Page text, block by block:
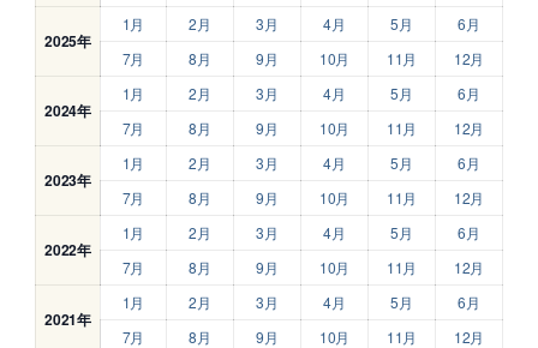
2025年
1月 2月 3月 4月 5月
6月
7月
8月 9月 10月 11月 12月
2024年
1月 2月 3月 4月 5月
6月
7月
8月 9月 10月 11月 12月
2023年
1月 2月 3月 4月 5月
6月
7月
8月 9月 10月 11月 12月
2022年
1月 2月 3月 4月 5月
6月
7月
8月 9月 10月 11月 12月
2021年
1月 2月 3月 4月 5月
6月
7月
8月 9月 10月 11月 12月